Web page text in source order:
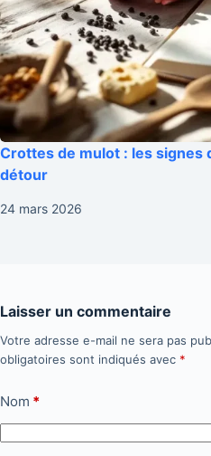
Crottes de mulot : les signes
détour
24 mars 2026
Laisser un commentaire
Votre adresse e-mail ne sera pas
obligatoires sont indiqués avec *
Nom *